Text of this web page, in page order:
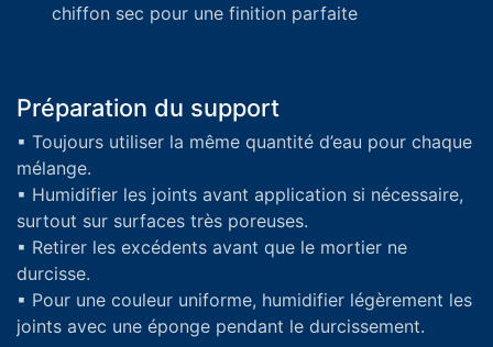
chiffon sec pour une finition parfaite
Préparation du support
▪ Toujours utiliser la même quantité d’eau pour chaque
mélange.
▪ Humidifier les joints avant application si nécessaire,
surtout sur surfaces très poreuses.
▪ Retirer les excédents avant que le mortier ne
durcisse.
▪ Pour une couleur uniforme, humidifier légèrement les
joints avec une éponge pendant le durcissement.